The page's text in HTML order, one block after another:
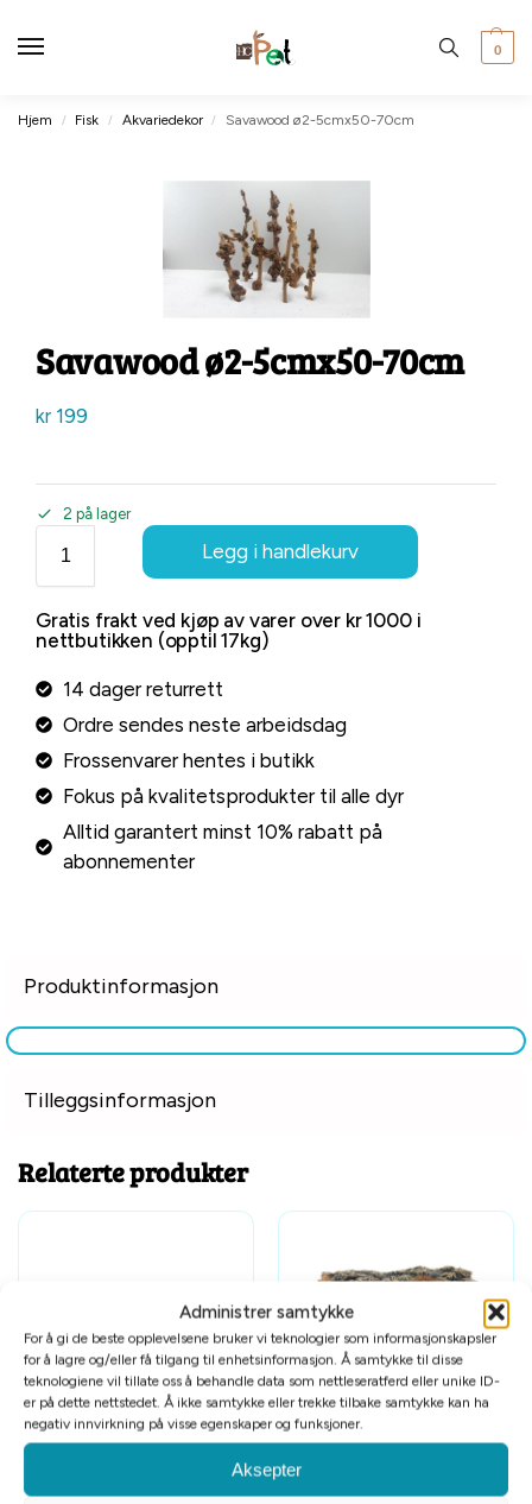
Administrer samtykke
For å gi de beste opplevelsene bruker vi teknologier som informasjonskapsler
for å lagre og/eller få tilgang til enhetsinformasjon. Å samtykke til disse
teknologiene vil tillate oss å behandle data som nettleseratferd eller unike ID-
er på dette nettstedet. Å ikke samtykke eller trekke tilbake samtykke kan ha
negativ innvirkning på visse egenskaper og funksjoner.
Aksepter
0
Hjem / Fisk / Akvariedekor / Savawood ø2-5cmx50-70cm
Savawood ø2-5cmx50-70cm
kr199
2 på lager
Legg i handlekurv
Gratis frakt ved kjøp av varer over kr 1000 i
nettbutikken (opptil 17kg)
14 dager returrett
Ordre sendes neste arbeidsdag
Frossenvarer hentes i butikk
Fokus på kvalitetsprodukter til alle dyr
Alltid garantert minst 10% rabatt på
abonnementer
Produktinformasjon
Tilleggsinformasjon
Relaterte produkter
Akvariedekorasjon Havmix
4x4x5cm
Tomt på lager
Akvariedekorasjon drivved
20,5x9x8cm